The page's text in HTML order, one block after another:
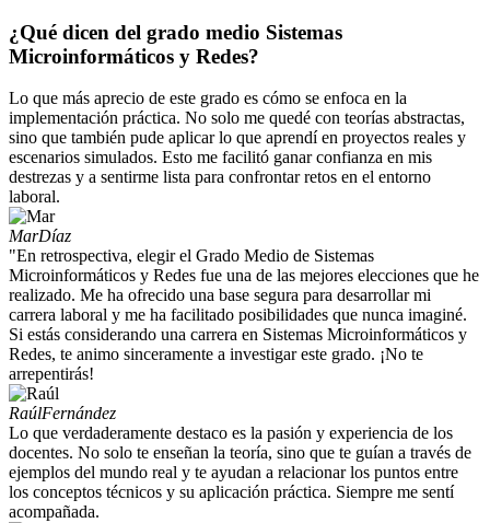
¿Qué dicen del grado medio Sistemas
Microinformáticos y Redes?
Lo que más aprecio de este grado es cómo se enfoca en la
implementación práctica. No solo me quedé con teorías abstractas,
sino que también pude aplicar lo que aprendí en proyectos reales y
escenarios simulados. Esto me facilitó ganar confianza en mis
destrezas y a sentirme lista para confrontar retos en el entorno
laboral.
MarDíaz
"En retrospectiva, elegir el Grado Medio de Sistemas
Microinformáticos y Redes fue una de las mejores elecciones que he
realizado. Me ha ofrecido una base segura para desarrollar mi
carrera laboral y me ha facilitado posibilidades que nunca imaginé.
Si estás considerando una carrera en Sistemas Microinformáticos y
Redes, te animo sinceramente a investigar este grado. ¡No te
arrepentirás!
RaúlFernández
Lo que verdaderamente destaco es la pasión y experiencia de los
docentes. No solo te enseñan la teoría, sino que te guían a través de
ejemplos del mundo real y te ayudan a relacionar los puntos entre
los conceptos técnicos y su aplicación práctica. Siempre me sentí
acompañada.